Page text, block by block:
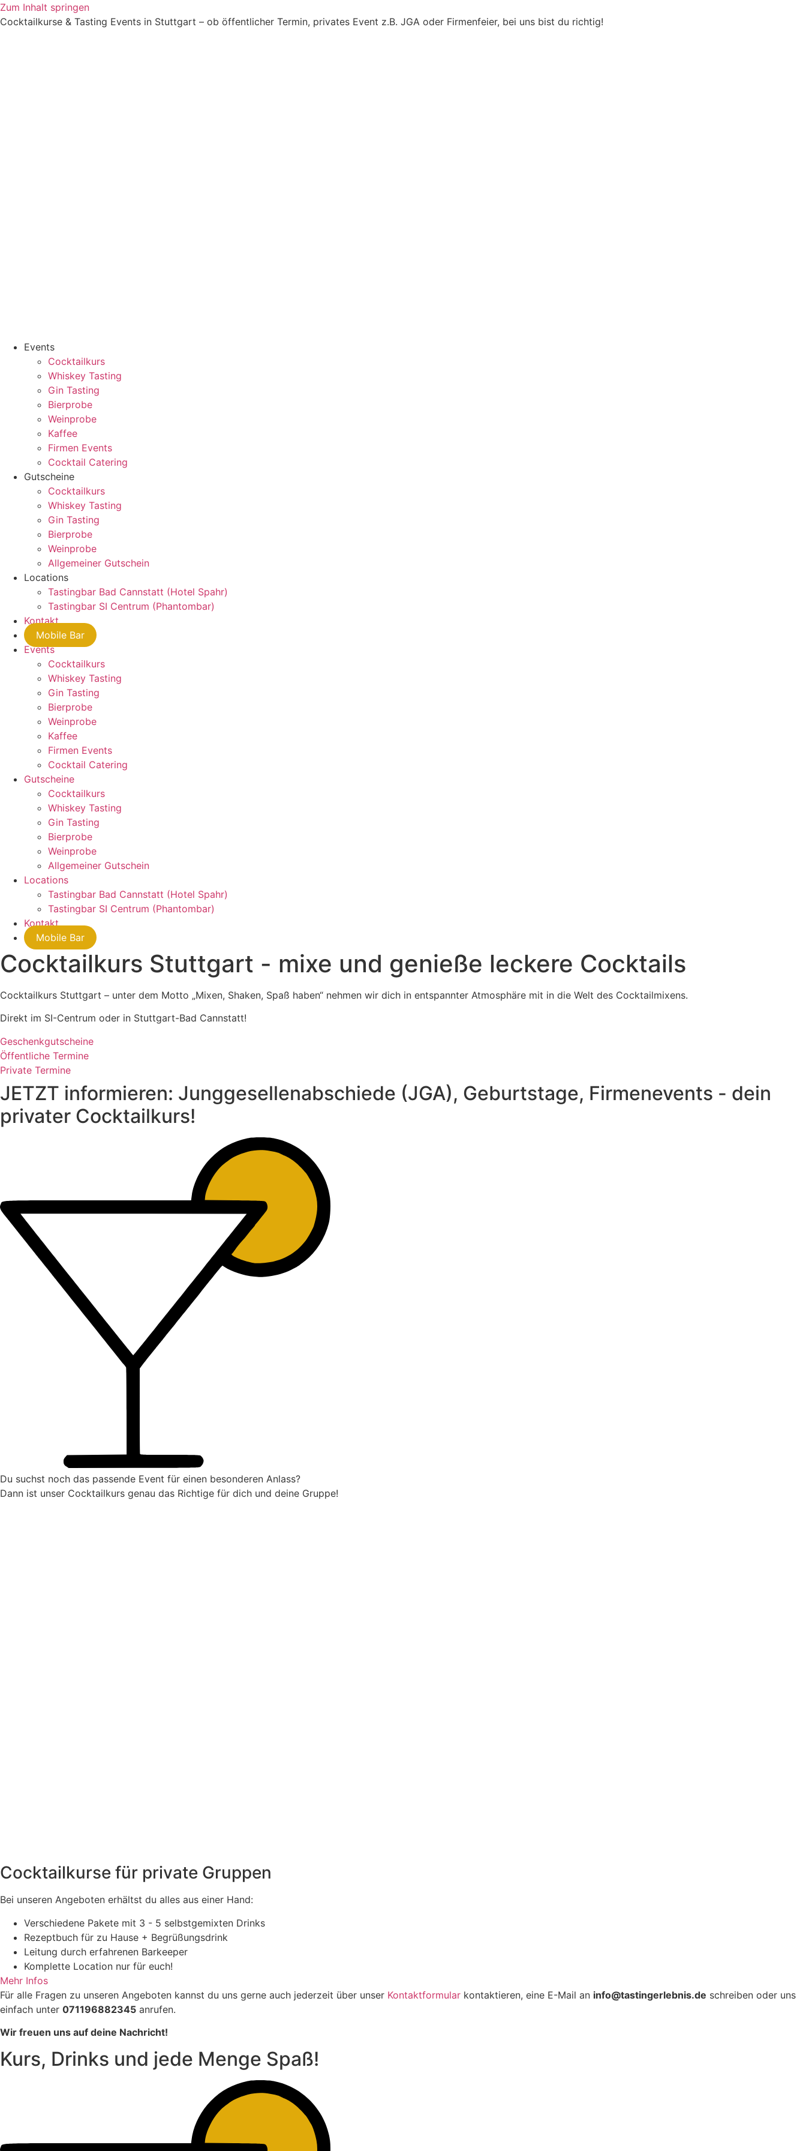
Zum Inhalt springen
Cocktailkurse & Tasting Events in Stuttgart – ob öffentlicher Termin, privates Event z.B. JGA oder Firmenfeier, bei uns bist du richtig!
Events
Cocktailkurs
Whiskey Tasting
Gin Tasting
Bierprobe
Weinprobe
Kaffee
Firmen Events
Cocktail Catering
Gutscheine
Cocktailkurs
Whiskey Tasting
Gin Tasting
Bierprobe
Weinprobe
Allgemeiner Gutschein
Locations
Tastingbar Bad Cannstatt (Hotel Spahr)
Tastingbar SI Centrum (Phantombar)
Kontakt
Mobile Bar
Events
Cocktailkurs
Whiskey Tasting
Gin Tasting
Bierprobe
Weinprobe
Kaffee
Firmen Events
Cocktail Catering
Gutscheine
Cocktailkurs
Whiskey Tasting
Gin Tasting
Bierprobe
Weinprobe
Allgemeiner Gutschein
Locations
Tastingbar Bad Cannstatt (Hotel Spahr)
Tastingbar SI Centrum (Phantombar)
Kontakt
Mobile Bar
Cocktailkurs Stuttgart - mixe und genieße leckere Cocktails
Cocktailkurs Stuttgart – unter dem Motto „Mixen, Shaken, Spaß haben“ nehmen wir dich in entspannter Atmosphäre mit in die Welt des Cocktailmixens.
Direkt im SI-Centrum oder in Stuttgart-Bad Cannstatt!
Geschenkgutscheine
Öffentliche Termine
Private Termine
JETZT informieren: Junggesellenabschiede (JGA), Geburtstage, Firmenevents - dein
privater Cocktailkurs!
Du suchst noch das passende Event für einen besonderen Anlass?
Dann ist unser Cocktailkurs genau das Richtige für dich und deine Gruppe!
Cocktailkurse für private Gruppen
Bei unseren Angeboten erhältst du alles aus einer Hand:
Verschiedene Pakete mit 3 - 5 selbstgemixten Drinks
Rezeptbuch für zu Hause + Begrüßungsdrink
Leitung durch erfahrenen Barkeeper
Komplette Location nur für euch!
Mehr Infos
Für alle Fragen zu unseren Angeboten kannst du uns gerne auch jederzeit über unser Kontaktformular kontaktieren, eine E-Mail an info@tastingerlebnis.de schreiben oder uns
einfach unter 071196882345 anrufen.
Wir freuen uns auf deine Nachricht!
Kurs, Drinks und jede Menge Spaß!